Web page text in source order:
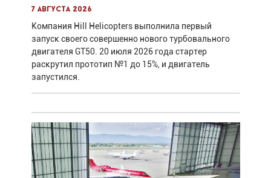
7 августа 2026
Компания Hill Helicopters выполнила первый
запуск своего совершенно нового турбовального
двигателя GT50. 20 июля 2026 года стартер
раскрутил прототип №1 до 15%, и двигатель
запустился.